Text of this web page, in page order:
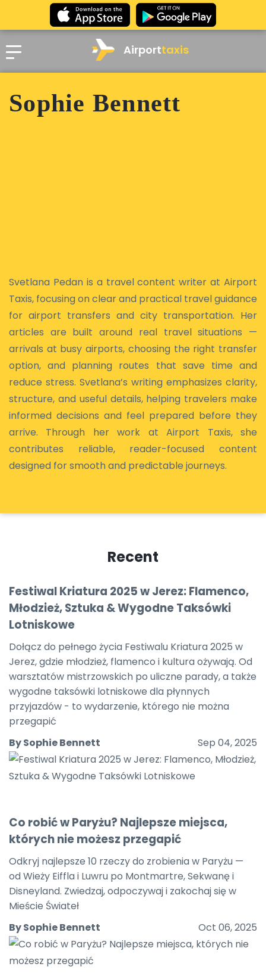
Airporttaxis
Sophie Bennett
Svetlana Pedan is a travel content writer at Airport
Taxis, focusing on clear and practical travel guidance
for airport transfers and city transportation. Her
articles are built around real travel situations —
arrivals at busy airports, choosing the right transfer
option, and planning routes that save time and
reduce stress. Svetlana’s writing emphasizes clarity,
structure, and useful details, helping travelers make
informed decisions and feel prepared before they
arrive. Through her work at Airport Taxis, she
contributes reliable, reader-focused content
designed for smooth and predictable journeys.
Recent
Festiwal Kriatura 2025 w Jerez: Flamenco,
Młodzież, Sztuka & Wygodne Taksówki
Lotniskowe
Dołącz do pełnego życia Festiwalu Kriatura 2025 w
Jerez, gdzie młodzież, flamenco i kultura ożywają. Od
warsztatów mistrzowskich po uliczne parady, a także
wygodne taksówki lotniskowe dla płynnych
przyjazdów - to wydarzenie, którego nie można
przegapić
By Sophie Bennett
Sep 04, 2025
Co robić w Paryżu? Najlepsze miejsca,
których nie możesz przegapić
Odkryj najlepsze 10 rzeczy do zrobienia w Paryżu —
od Wieży Eiffla i Luwru po Montmartre, Sekwanę i
Disneyland. Zwiedzaj, odpoczywaj i zakochaj się w
Mieście Świateł
By Sophie Bennett
Oct 06, 2025